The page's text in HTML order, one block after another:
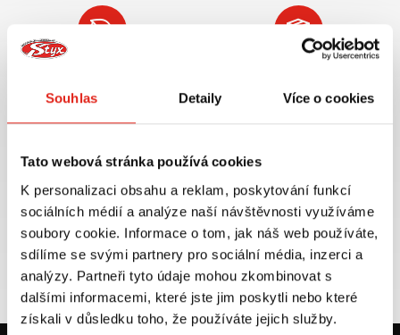
Souhlas Detaily Více o cookies
Tato webová stránka používá cookies
K personalizaci obsahu a reklam, poskytování funkcí
sociálních médií a analýze naší návštěvnosti využíváme
soubory cookie. Informace o tom, jak náš web používáte,
sdílíme se svými partnery pro sociální média, inzerci a
analýzy. Partneři tyto údaje mohou zkombinovat s
dalšími informacemi, které jste jim poskytli nebo které
získali v důsledku toho, že používáte jejich služby.
příslušenství ihned k
objednávky nad 2499 kč v
Zboží SKLADEM
expedujeme do 24 hod.
VÍCE INFO
Výměna velikosti ZDARMA
do 30 dnů
VÍCE INFO